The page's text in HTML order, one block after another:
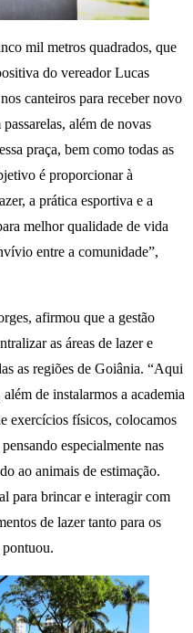
mil metros quadrados, que
do vereador Lucas
canteiros para receber novo
além de novas
praça, bem como todas as
é proporcionar à
a prática esportiva e a
melhor qualidade de vida
entre a comunidade”,
afirmou que a gestão
as áreas de lazer e
as regiões de Goiânia. “Aqui
de instalarmos a academia
exercícios físicos, colocamos
especialmente nas
ao animais de estimação.
para brincar e interagir com
de lazer tanto para os
pontuou.